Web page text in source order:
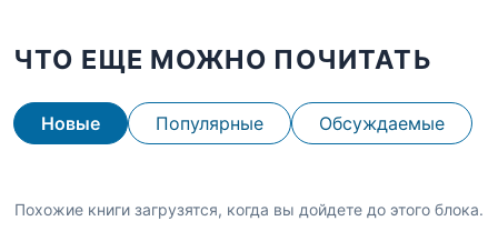
ЧТО ЕЩЕ МОЖНО ПОЧИТАТЬ
Новые Популярные Обсуждаемые
Похожие книги загрузятся, когда вы дойдете до этого блока.